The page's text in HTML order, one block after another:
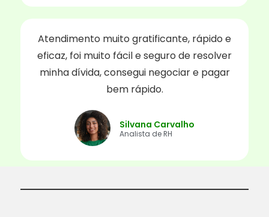
Atendimento muito gratificante, rápido e
eficaz, foi muito fácil e seguro de resolver
minha dívida, consegui negociar e pagar
bem rápido.
Silvana Carvalho
Analista de RH